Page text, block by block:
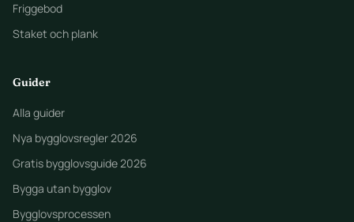
Friggebod
Staket och plank
Guider
Alla guider
Nya bygglovsregler 2026
Gratis bygglovsguide 2026
Bygga utan bygglov
Bygglovsprocessen